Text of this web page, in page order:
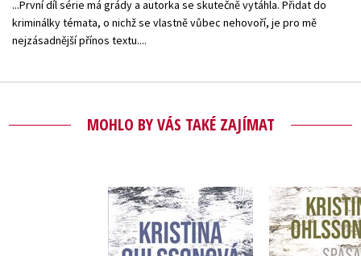
...První díl série má grády a autorka se skutečně vytáhla. Přidat do
kriminálky témata, o nichž se vlastně vůbec nehovoří, je pro mě
nejzásadnější přínos textu....
MOHLO BY VÁS TAKÉ ZAJÍMAT
Kotva
Kristina Ohlssonová
Spása
Kristina